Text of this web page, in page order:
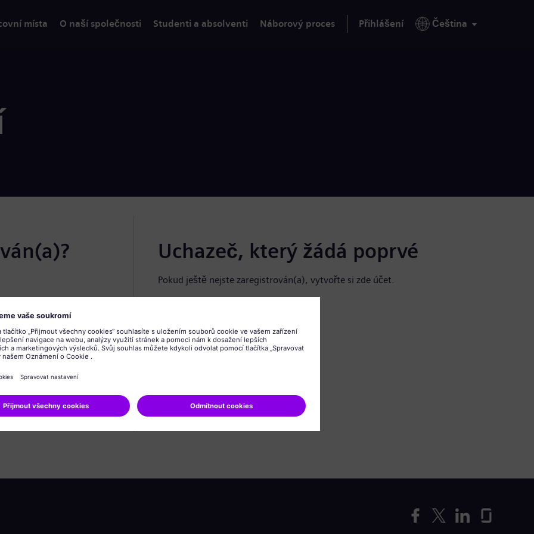
místa O naší společnosti Studenti a absolventi Náborový proces Přihlášení Čeština
Uchazeč, který žádá poprvé
Pokud ještě nejste zaregistrován(a), vytvořte si zde účet.